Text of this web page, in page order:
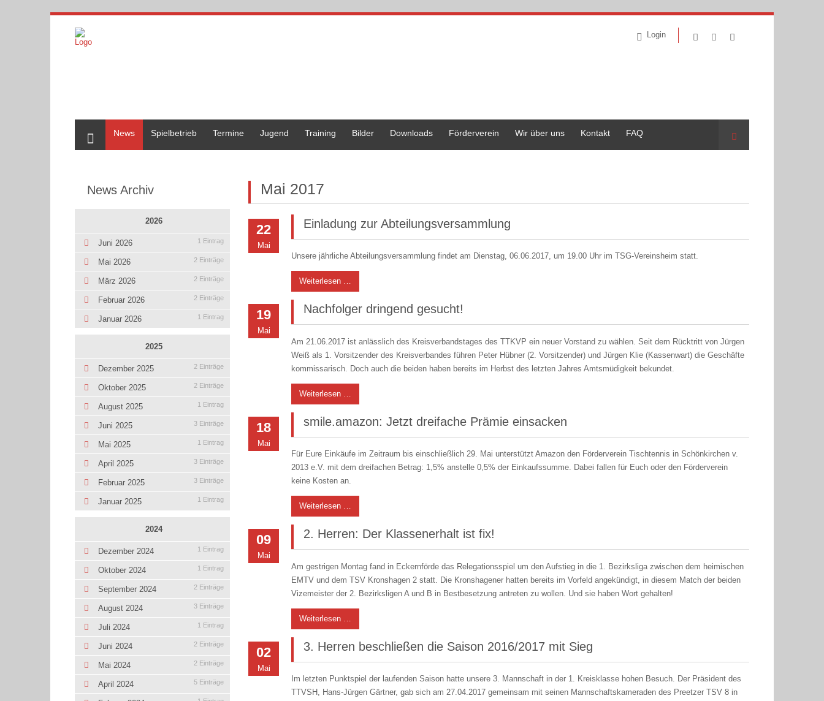
Login
News
Spielbetrieb Termine Jugend Training Bilder Downloads Förderverein Wir über uns Kontakt FAQ Suche
Mai 2017
22
Mai
Einladung zur Abteilungsversammlung
Unsere jährliche Abteilungsversammlung findet am Dienstag, 06.06.2017, um 19.00 Uhr im TSG-Vereinsheim statt.
Weiterlesen …
19
Mai
Nachfolger dringend gesucht!
Am 21.06.2017 ist anlässlich des Kreisverbandstages des TTKVP ein neuer Vorstand zu wählen. Seit dem Rücktritt von Jürgen
Weiß als 1. Vorsitzender des Kreisverbandes führen Peter Hübner (2. Vorsitzender) und Jürgen Klie (Kassenwart) die Geschäfte
kommissarisch. Doch auch die beiden haben bereits im Herbst des letzten Jahres Amtsmüdigkeit bekundet.
Weiterlesen …
18
Mai
smile.amazon: Jetzt dreifache Prämie einsacken
Für Eure Einkäufe im Zeitraum bis einschließlich 29. Mai unterstützt Amazon den Förderverein Tischtennis in Schönkirchen v.
2013 e.V. mit dem dreifachen Betrag: 1,5% anstelle 0,5% der Einkaufssumme. Dabei fallen für Euch oder den Förderverein
keine Kosten an.
Weiterlesen …
09
Mai
2. Herren: Der Klassenerhalt ist fix!
Am gestrigen Montag fand in Eckernförde das Relegationsspiel um den Aufstieg in die 1. Bezirksliga zwischen dem heimischen
EMTV und dem TSV Kronshagen 2 statt. Die Kronshagener hatten bereits im Vorfeld angekündigt, in diesem Match der beiden
Vizemeister der 2. Bezirksligen A und B in Bestbesetzung antreten zu wollen. Und sie haben Wort gehalten!
Weiterlesen …
02
Mai
3. Herren beschließen die Saison 2016/2017 mit Sieg
Im letzten Punktspiel der laufenden Saison hatte unsere 3. Mannschaft in der 1. Kreisklasse hohen Besuch. Der Präsident des
TTVSH, Hans-Jürgen Gärtner, gab sich am 27.04.2017 gemeinsam mit seinen Mannschaftskameraden des Preetzer TSV 8 in
News Archiv
2026
Juni 2026 1 Eintrag
Mai 2026 2 Einträge
März 2026 2 Einträge
Februar 2026 2 Einträge
Januar 2026 1 Eintrag
2025
Dezember 2025 2 Einträge
Oktober 2025 2 Einträge
August 2025 1 Eintrag
Juni 2025 3 Einträge
Mai 2025 1 Eintrag
April 2025 3 Einträge
Februar 2025 3 Einträge
Januar 2025 1 Eintrag
2024
Dezember 2024 1 Eintrag
Oktober 2024 1 Eintrag
September 2024 2 Einträge
August 2024 3 Einträge
Juli 2024 1 Eintrag
Juni 2024 2 Einträge
Mai 2024 2 Einträge
April 2024 5 Einträge